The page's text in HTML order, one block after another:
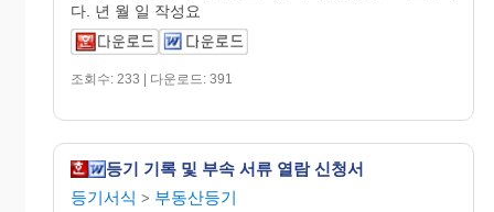
다. 년 월 일 작성요
조회수: 233 | 다운로드: 391
등기 기록 및 부속 서류 열람 신청서
등기서식 > 부동산등기